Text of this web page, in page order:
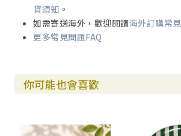
貨須知 。
如需寄送海外，歡迎閱讀海外訂購常
更多常見問題FAQ
你可能也會喜歡